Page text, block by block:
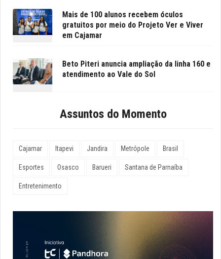
Mais de 100 alunos recebem óculos
gratuitos por meio do Projeto Ver e Viver
em Cajamar
Beto Piteri anuncia ampliação da linha 160 e
atendimento ao Vale do Sol
Assuntos do Momento
Cajamar Itapevi Jandira Metrópole Brasil
Esportes Osasco Barueri Santana de Parnaíba
Entretenimento